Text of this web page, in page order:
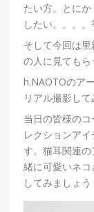
たい方。とに
したい。。。。
そして今回は
の人に見てもら
h.NAOTOのア
リアル撮影して
当日の皆様の
レクションア
す。猫耳関連
緒に可愛いネ
してみましょう